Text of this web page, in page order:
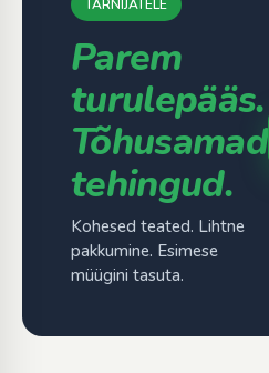
TARNIJATELE
Parem
turulepääs.
Tõhusamad
tehingud.
Kohesed teated. Lihtne
pakkumine. Esimese
müügini tasuta.